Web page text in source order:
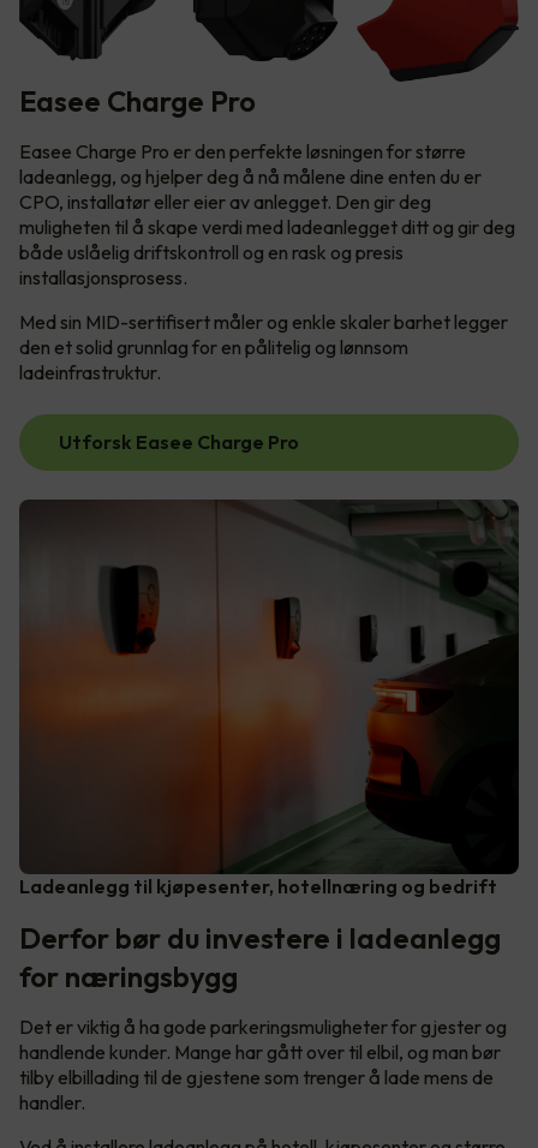
Easee Charge Pro
Easee Charge Pro er den perfekte løsningen for større
ladeanlegg, og hjelper deg å nå målene dine enten du er
CPO, installatør eller eier av anlegget. Den gir deg
muligheten til å skape verdi med ladeanlegget ditt og gir deg
både uslåelig driftskontroll og en rask og presis
installasjonsprosess.
Med sin MID-sertifisert måler og enkle skaler barhet legger
den et solid grunnlag for en pålitelig og lønnsom
ladeinfrastruktur.
Utforsk Easee Charge Pro
Ladeanlegg til kjøpesenter, hotellnæring og bedrift
Derfor bør du investere i ladeanlegg
for næringsbygg
Det er viktig å ha gode parkeringsmuligheter for gjester og
handlende kunder. Mange har gått over til elbil, og man bør
tilby elbillading til de gjestene som trenger å lade mens de
handler.